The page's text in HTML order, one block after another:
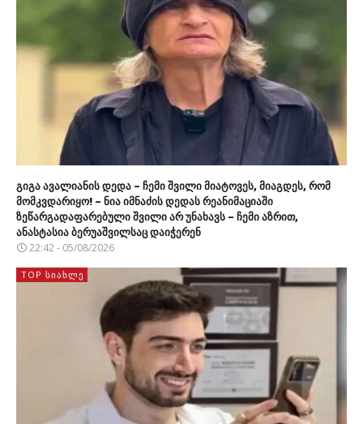
გიგა ავალიანის დედა – ჩემი შვილი მიატოვეს, მიაგდეს, რომ
მომკვდარიყო! – ნია იმნაძის დედას რეანიმაციაში
ზეწარგადაფარებული შვილი არ უნახავს – ჩემი აზრით,
ანასტასია ბერუაშვილსაც დაიჭერენ
22:42 - 05/08/2026
TOP ᲡᲘᲐᲮᲚᲔ